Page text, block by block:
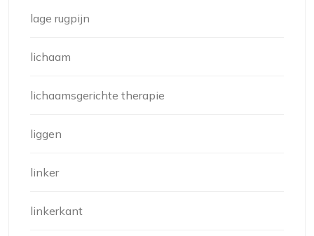
lage rugpijn
lichaam
lichaamsgerichte therapie
liggen
linker
linkerkant